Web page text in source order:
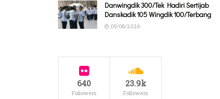
Danwingdik 300/Tek Hadiri Sertijab
Danskadik 105 Wingdik 100/Terbang
09/08/2026
640
Followers
23.9k
Followers